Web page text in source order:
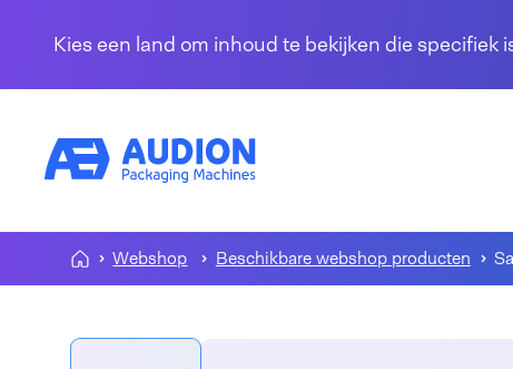
Kies een land om inhoud te bekijken die specifiek
Webshop Beschikbare webshop producten